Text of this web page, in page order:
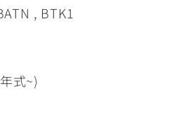
, BTK1
式~)